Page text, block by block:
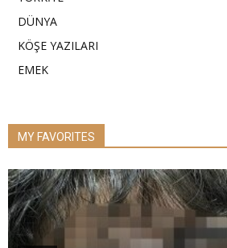
DÜNYA
KÖŞE YAZILARI
EMEK
MY FAVORITES